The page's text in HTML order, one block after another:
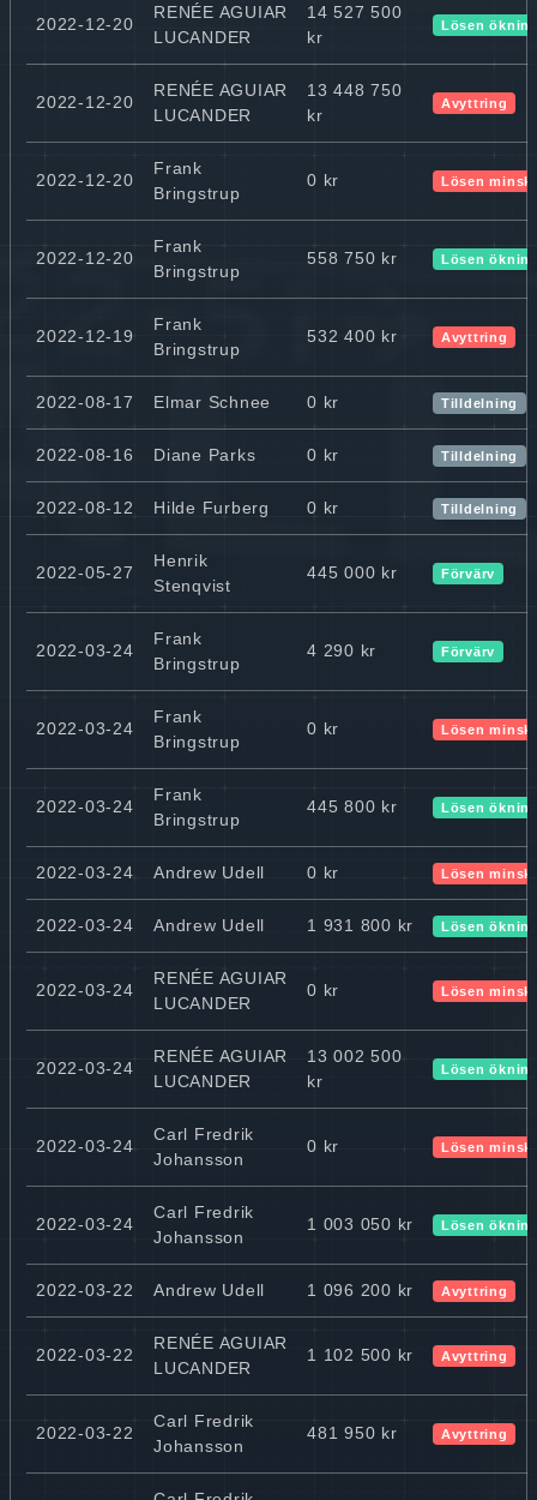
2022-12-20
RENÉE AGUIAR
LUCANDER
14 527 500
kr
Lösen
2022-12-20
RENÉE AGUIAR
LUCANDER
13 448 750
kr
Avyttring
2022-12-20
Frank
Bringstrup
0 kr Lösen
2022-12-20
Frank
Bringstrup
558 750 kr Lösen
2022-12-19
Frank
Bringstrup
532 400 kr Avyttring
2022-08-17 Elmar Schnee 0 kr Tilldelning
2022-08-16 Diane Parks 0 kr Tilldelning
2022-08-12 Hilde Furberg 0 kr Tilldelning
2022-05-27
Henrik
Stenqvist
445 000 kr Förvärv
2022-03-24
Frank
Bringstrup
4 290 kr Förvärv
2022-03-24
Frank
Bringstrup
0 kr Lösen
2022-03-24
Frank
Bringstrup
445 800 kr Lösen
2022-03-24 Andrew Udell 0 kr Lösen
2022-03-24 Andrew Udell 1 931 800 kr Lösen
2022-03-24
RENÉE AGUIAR
LUCANDER
0 kr Lösen
2022-03-24
RENÉE AGUIAR
LUCANDER
13 002 500
kr
Lösen
2022-03-24
Carl Fredrik
Johansson
0 kr Lösen
2022-03-24
Carl Fredrik
Johansson
1 003 050 kr Lösen
2022-03-22 Andrew Udell 1 096 200 kr Avyttring
2022-03-22
RENÉE AGUIAR
LUCANDER
1 102 500 kr Avyttring
2022-03-22
Carl Fredrik
Johansson
481 950 kr Avyttring